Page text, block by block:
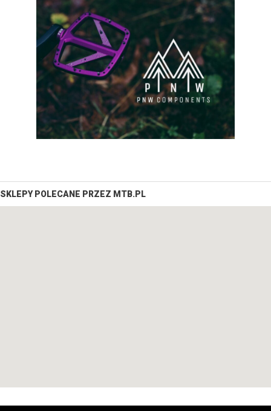
SKLEPY POLECANE PRZEZ MTB.PL